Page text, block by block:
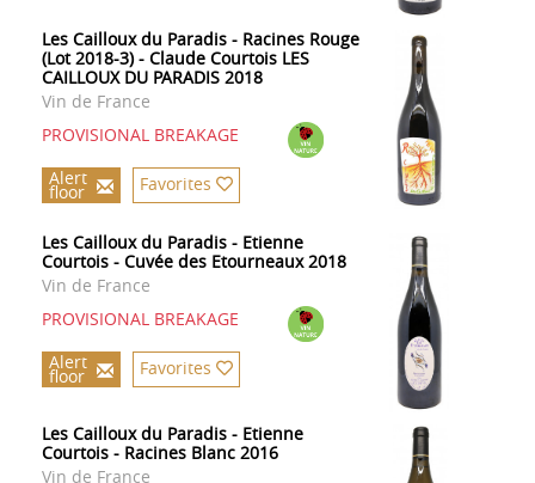
Les Cailloux du Paradis - Racines Rouge
(Lot 2018-3) - Claude Courtois LES
CAILLOUX DU PARADIS 2018
Vin de France
PROVISIONAL BREAKAGE
Alert
floor Favorites
Les Cailloux du Paradis - Etienne
Courtois - Cuvée des Etourneaux 2018
Vin de France
PROVISIONAL BREAKAGE
Alert
floor Favorites
Les Cailloux du Paradis - Etienne
Courtois - Racines Blanc 2016
Vin de France